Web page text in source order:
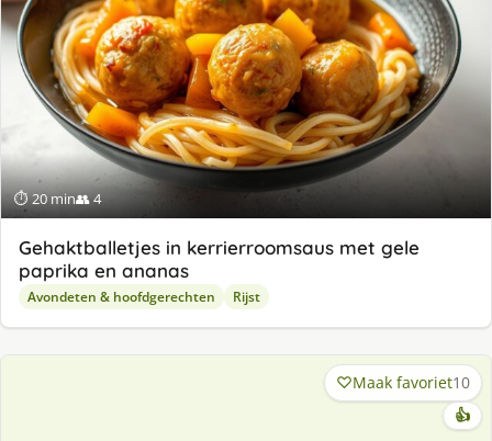
⏱ 20 min👥 4
Gehaktballetjes in kerrierroomsaus met gele
paprika en ananas
Avondeten & hoofdgerechten Rijst
Maak favoriet10
👍